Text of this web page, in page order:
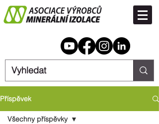
Příspěvek
Všechny příspěvky